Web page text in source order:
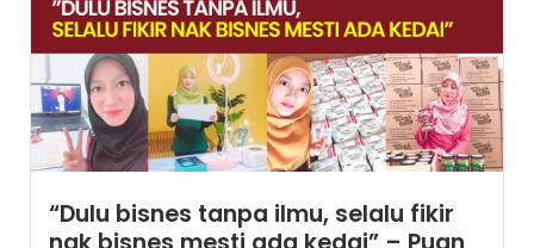
“Dulu bisnes tanpa ilmu, selalu fikir